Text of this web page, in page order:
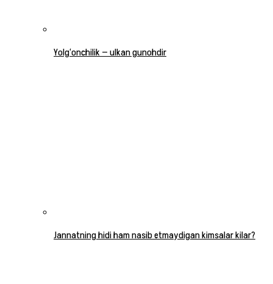
Yolg‘onchilik — ulkan gunohdir
Jannatning hidi ham nasib etmaydigan kimsalar kilar?